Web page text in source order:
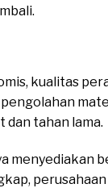
kualitas
tahan lama.
menyediakan